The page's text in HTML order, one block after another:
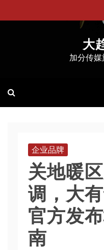
至
大
加分传
企业品牌
关地暖
调，大
官方发
南